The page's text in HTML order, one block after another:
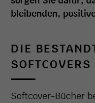
bleibenden,
DIE
SOFTCOVERS
Softcover-Bücher